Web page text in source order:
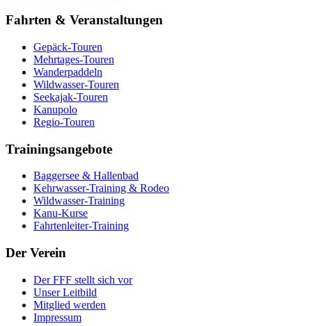
Fahrten & Veranstaltungen
Gepäck-Touren
Mehrtages-Touren
Wanderpaddeln
Wildwasser-Touren
Seekajak-Touren
Kanupolo
Regio-Touren
Trainingsangebote
Baggersee & Hallenbad
Kehrwasser-Training & Rodeo
Wildwasser-Training
Kanu-Kurse
Fahrtenleiter-Training
Der Verein
Der FFF stellt sich vor
Unser Leitbild
Mitglied werden
Impressum